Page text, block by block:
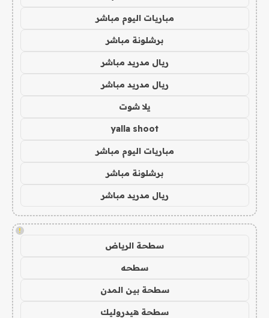
مباريات اليوم مباشر
برشلونة مباشر
ريال مدريد مباشر
ريال مدريد مباشر
يلا شوت
yalla shoot
مباريات اليوم مباشر
برشلونة مباشر
ريال مدريد مباشر
!
سطحة الرياض
سطحه
سطحة بين المدن
سطحة هيدروليك